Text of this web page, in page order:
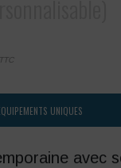
TTC
UNIQUES
avec